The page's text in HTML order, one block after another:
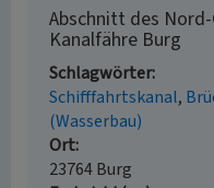
Abschnitt des
Kanalfähre Burg
Schlagwörter
Schifffahrtskanal
(Wasserbau)
Ort
23764 Burg